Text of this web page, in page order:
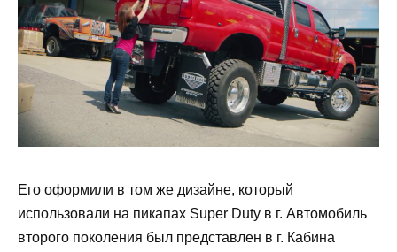
Его оформили в том же дизайне, который
использовали на пикапах Super Duty в г. Автомобиль
второго поколения был представлен в г. Кабина